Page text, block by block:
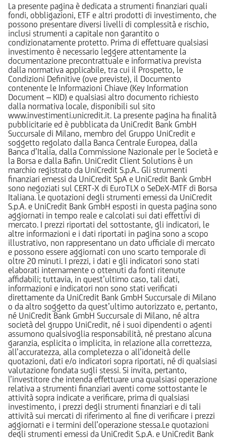
La presente pagina è dedicata a strumenti finanziari quali
fondi, obbligazioni, ETF e altri prodotti di investimento, che
possono presentare diversi livelli di complessità e rischio,
inclusi strumenti a capitale non garantito o
condizionatamente protetto. Prima di effettuare qualsiasi
investimento è necessario leggere attentamente la
documentazione precontrattuale e informativa prevista
dalla normativa applicabile, tra cui il Prospetto, le
Condizioni Definitive (ove previste), il Documento
contenente le Informazioni Chiave (Key Information
Document – KID) e qualsiasi altro documento richiesto
dalla normativa locale, disponibili sul sito
www.investimenti.unicredit.it. La presente pagina ha finalità
pubblicitarie ed è pubblicata da UniCredit Bank GmbH
Succursale di Milano, membro del Gruppo UniCredit e
soggetto regolato dalla Banca Centrale Europea, dalla
Banca d’Italia, dalla Commissione Nazionale per le Società e
la Borsa e dalla Bafin. UniCredit Client Solutions è un
marchio registrato da UniCredit S.p.A.. Gli strumenti
finanziari emessi da UniCredit SpA e UniCredit Bank GmbH
sono negoziati sul CERT-X di EuroTLX o SeDeX-MTF di Borsa
Italiana. Le quotazioni degli strumenti emessi da UniCredit
S.p.A. e UniCredit Bank GmbH esposti in questa pagina sono
aggiornati in tempo reale e calcolati sui dati effettivi di
mercato. I prezzi riportati del sottostante, gli indicatori, le
altre informazioni e i dati riportati in pagina sono a scopo
illustrativo, non rappresentano un dato ufficiale di mercato
e possono essere aggiornati con uno scarto temporale di
oltre 20 minuti. I prezzi, i dati e gli indicatori sono stati
elaborati internamente o ottenuti da fonti ritenute
affidabili; tuttavia, in quest’ultimo caso, tali dati,
informazioni e indicatori non sono stati verificati
direttamente da UniCredit Bank GmbH Succursale di Milano
o da altro soggetto da quest’ultimo autorizzato e, pertanto,
né UniCredit Bank GmbH Succursale di Milano, né altra
società del gruppo UniCredit, né i suoi dipendenti o agenti
assumono qualsivoglia responsabilità, né prestano alcuna
garanzia, esplicita o implicita, in relazione alla correttezza,
all’accuratezza, alla completezza o all’idoneità delle
quotazioni, dati e/o indicatori sopra riportati, né di qualsiasi
valutazione fondata sugli stessi. Si invita, pertanto,
l’investitore che intenda effettuare una qualsiasi operazione
relativa a strumenti finanziari aventi come sottostante le
attività sopra indicate a verificare, prima di qualsiasi
investimento, i prezzi degli strumenti finanziari e di tali
attività sui mercati di riferimento al fine di verificare i prezzi
aggiornati e i termini dell’operazione stessa.Le quotazioni
degli strumenti emessi da UniCredit S.p.A. e UniCredit Bank